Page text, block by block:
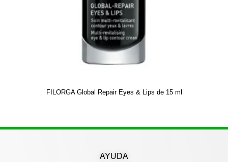
FILORGA Global Repair Eyes & Lips de 15 ml
AYUDA